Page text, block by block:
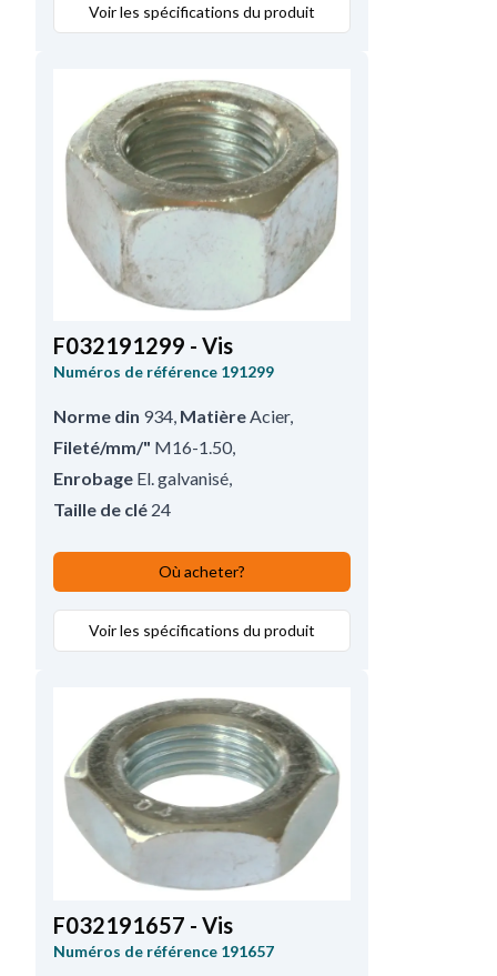
Voir les spécifications du produit
F032191299 - Vis
Numéros de référence 191299
Norme din 934 Matière Acier,
Fileté/mm/" M16-1.50,
Enrobage El. galvanisé
Taille de clé 24
Où acheter?
Voir les spécifications du produit
F032191657 - Vis
Numéros de référence 191657